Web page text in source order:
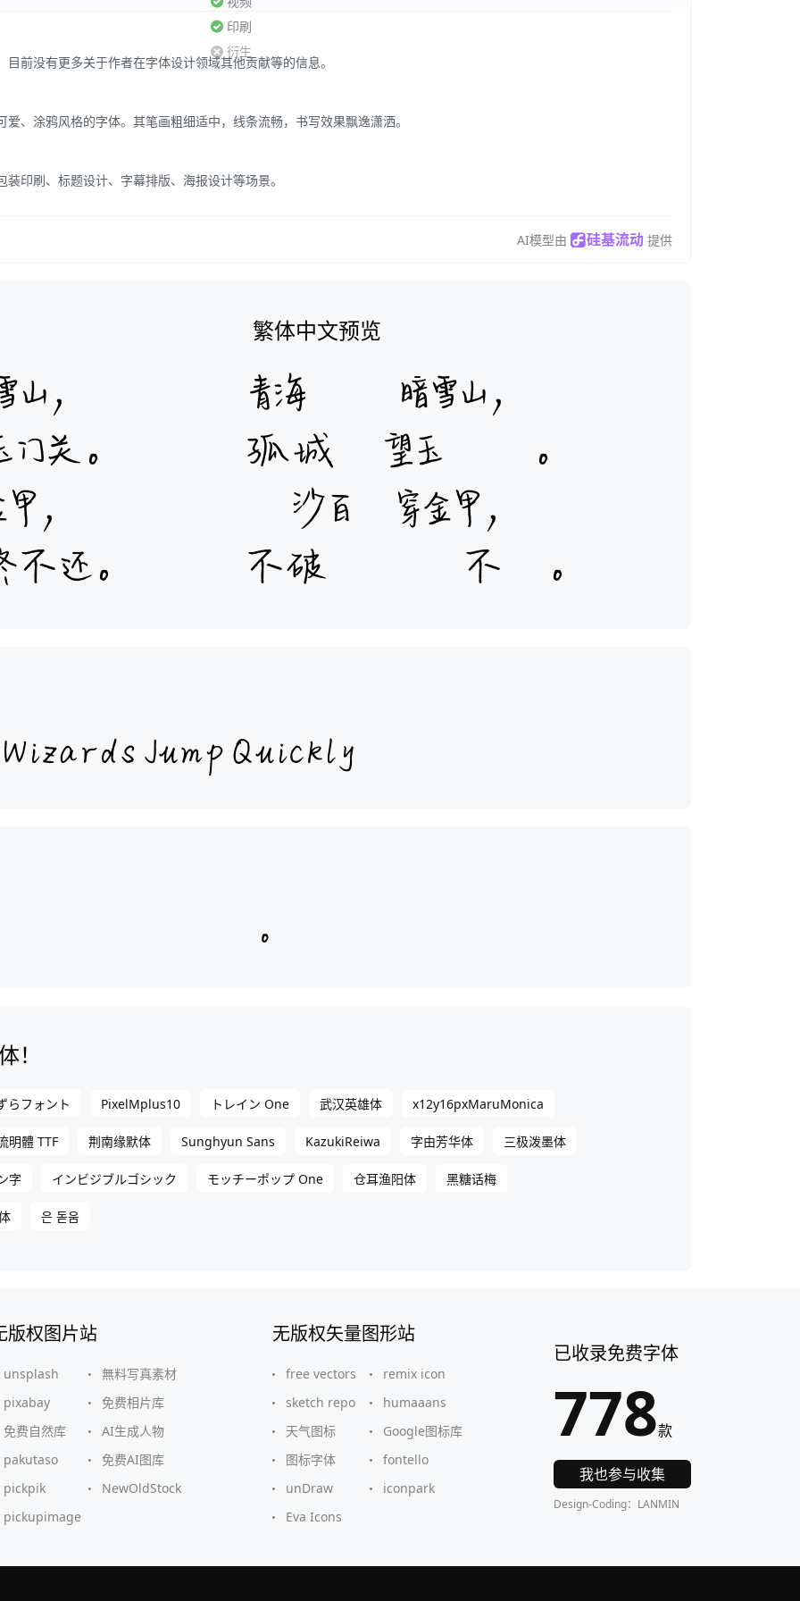
印刷
衍生
前没有更多关于作者在字体设计领域其他贡献等的信息。
、涂鸦风格的字体。其笔画粗细适中，线条流畅，书写效果飘逸潇洒。
印刷、标题设计、字幕排版、海报设计等场景。
AI模型由 硅基流动 提供
繁体中文预览
！
らフォント PixelMplus10 トレイン One 武汉英雄体 x12y16pxMaruMonica
明體 TTF 荆南缘默体 Sunghyun Sans KazukiReiwa 字由芳华体 三极泼墨体
字 インビジブルゴシック モッチーポップ One 仓耳渔阳体 黑糖话梅
은 돋움
版权图片站
unsplash
無料写真素材
pixabay
免费相片库
免费自然库
AI生成人物
pakutaso
免费AI图库
pickpik
NewOldStock
pickupimage
无版权矢量图形站
free vectors
remix icon
sketch repo
humaaans
天气图标
Google图标库
图标字体
fontello
unDraw
iconpark
Eva Icons
已收录免费字体
778款
我也参与收集
Design-Coding：LANMIN